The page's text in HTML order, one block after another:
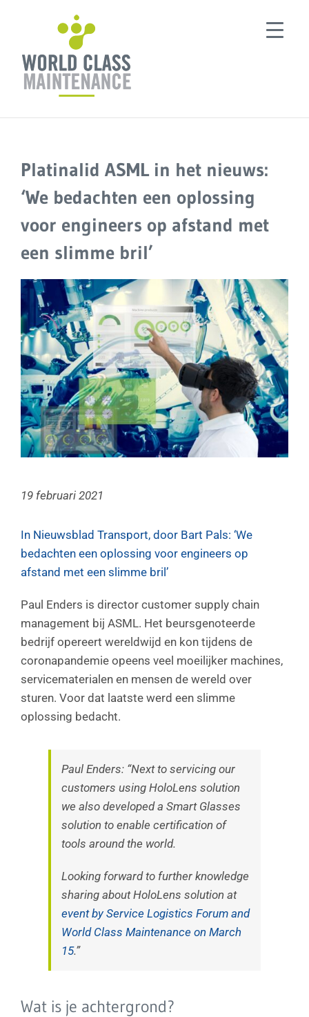
Platinalid ASML in het nieuws:
‘We bedachten een oplossing
voor engineers op afstand met
een slimme bril’
19 februari 2021
In Nieuwsblad Transport, door Bart Pals: ‘We
bedachten een oplossing voor engineers op
afstand met een slimme bril’
Paul Enders is director customer supply chain
management bij ASML. Het beursgenoteerde
bedrijf opereert wereldwijd en kon tijdens de
coronapandemie opeens veel moeilijker machines,
servicematerialen en mensen de wereld over
sturen. Voor dat laatste werd een slimme
oplossing bedacht.
Paul Enders: “Next to servicing our
customers using HoloLens solution
we also developed a Smart Glasses
solution to enable certification of
tools around the world.
Looking forward to further knowledge
sharing about HoloLens solution at
event by Service Logistics Forum and
World Class Maintenance on March
15.”
Wat is je achtergrond?